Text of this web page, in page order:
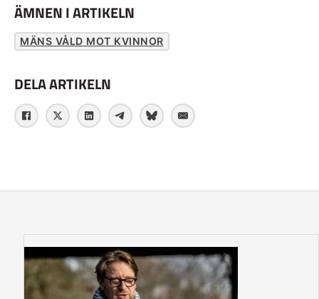
ÄMNEN I ARTIKELN
MÄNS VÅLD MOT KVINNOR
DELA ARTIKELN